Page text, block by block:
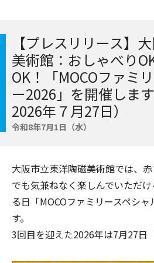
【プレスリリース】
美術館：おしゃべり
OK！「MOCOファミ
ー2026」を開催しま
2026年７月27日）
令和8年7月1日（水）
大阪市立東洋陶磁美術館では、
でも気兼ねなく楽しんでいただ
る日「MOCOファミリースペシ
す。
3回目を迎えた2026年は7月27日